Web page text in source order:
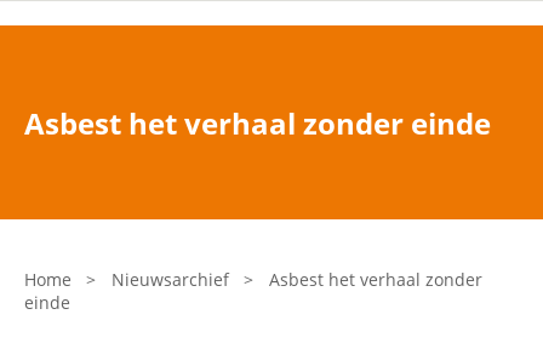
Bent u arts?
Asbest en Gezondheid
Laatste nieuws
Onze organisatie
Asbest het verhaal zonder einde
Home > Nieuwsarchief >
Asbest het verhaal zonder
einde